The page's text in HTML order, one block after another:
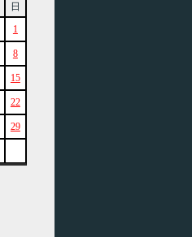
日
1
8
15
22
29